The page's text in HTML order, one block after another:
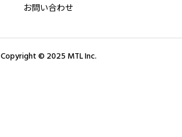
お問い合わせ
Copyright © 2025 MTL Inc.